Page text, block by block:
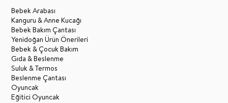
Bebek Arabası
Kanguru & Anne Kucağı
Bebek Bakım Çantası
Yenidoğan Ürün Önerileri
Bebek & Çocuk Bakım
Gıda & Beslenme
Suluk & Termos
Beslenme Çantası
Oyuncak
Eğitici Oyuncak